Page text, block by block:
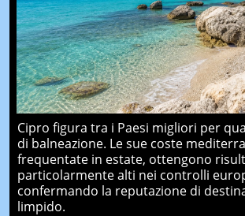
Cipro figura tra i Paesi migliori per
di balneazione. Le sue coste
frequentate in estate, ottengono
particolarmente alti nei controlli
confermando la reputazione di
limpido.